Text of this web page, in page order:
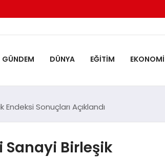
GÜNDEM DÜNYA EĞITIM EKONOMI
Sonuçları Açıklandı
Sanayi Birleşik